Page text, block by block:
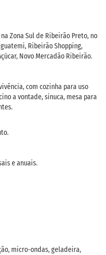
Zona Sul de Ribeirão Preto, no
Ribeirão Shopping,
Novo Mercadão Ribeirão.
com cozinha para uso
a vontade, sinuca, mesa para
e anuais.
micro-ondas, geladeira,